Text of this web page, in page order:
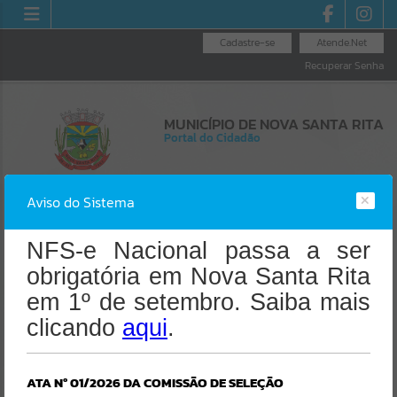
Atende.Net
Cadastre-se
Recuperar Senha
MUNICÍPIO DE NOVA SANTA RITA
Portal do Cidadão
Resultados para""
Portais
Por favor, aguarde...
Aviso do Sistema
NFS-e Nacional passa a ser
obrigatória em Nova Santa Rita
em 1º de setembro. Saiba mais
clicando aqui.
ATA Nº 01/2026 DA COMISSÃO DE SELEÇÃO
Erro
SISTEMA
Gerenciamento do Sistema
Uncaught SyntaxError: Unexpected token '('
https://novasantarita.atende.net/https:/novasantarita.atende.net/cida